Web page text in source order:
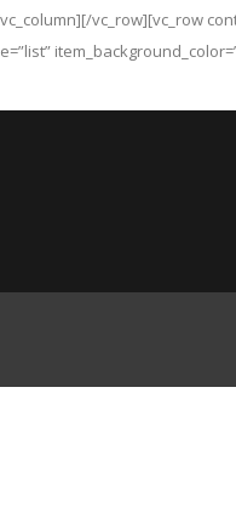
vc_row][vc_row